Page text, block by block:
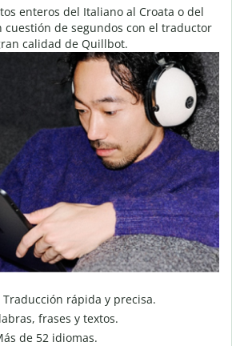
enteros del Italiano al Croata o del
cuestión de segundos con el traductor
calidad de Quillbot.
Traducción rápida y precisa.
frases y textos.
de 52 idiomas.